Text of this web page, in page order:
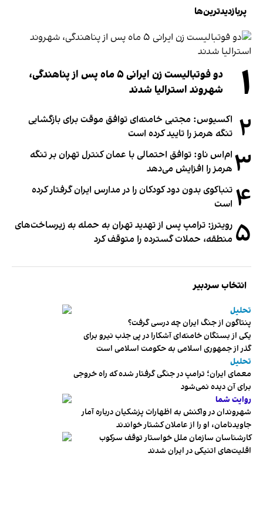
پربازدیدترین‌ها
۱
دو فوتبالیست زن ایرانی ۵ ماه پس از پناهندگی،
شهروند استرالیا شدند
۲ اکسیوس: مجتبی خامنه‌ای توافق موقت برای بازگشایی
تنگه هرمز را تایید کرده است
۳ ام‌اس ناو: توافق احتمالی با عمان کنترل تهران بر تنگه
هرمز را افزایش می‌دهد
۴ تنباکوی بدون دود کودکان را در مدارس ایران گرفتار کرده
است
۵ رویترز: ترامپ پس از تهدید تهران به حمله به زیرساخت‌های
منطقه، حملات گسترده را متوقف کرد
انتخاب سردبیر
تحلیل
پنتاگون از جنگ ایران چه درسی گرفت؟
یکی از بستگان خامنه‌ای آشکارا در پی جذب نیرو برای
گذر از جمهوری اسلامی به حکومت اسلامی است
تحلیل
معمای ایران؛ ترامپ در جنگی گرفتار شده که راه خروجی
برای آن دیده نمی‌شود
روایت شما
شهروندان در واکنش به اظهارات پزشکیان درباره آمار
جاویدنامان، او را از عاملان کشتار خواندند
کارشناسان سازمان ملل خواستار توقف سرکوب
اقلیت‌های اتنیکی در ایران شدند